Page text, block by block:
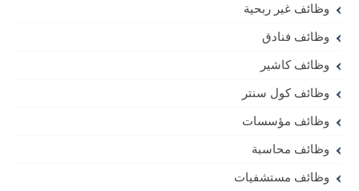
وظائف غير ربحية
وظائف فنادق
وظائف كاشير
وظائف كول سنتر
وظائف مؤسسات
وظائف محاسبة
وظائف مستشفيات